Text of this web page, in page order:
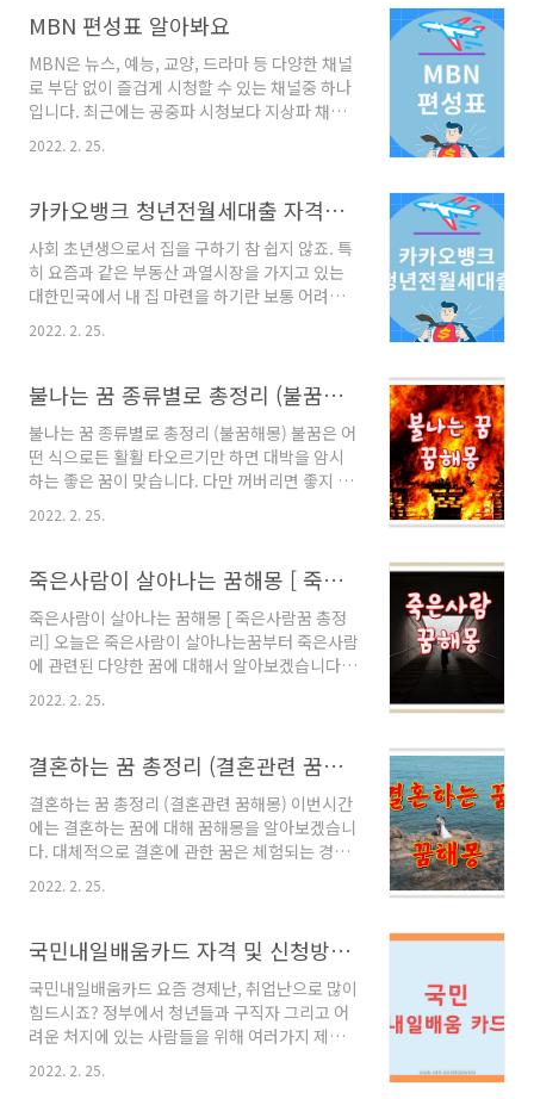
원부터 만원씩 신청할 수 있는 상품입니다. 연
5.9퍼센트부터 적용되고 ..
그만두는 과정에서 생각보다 많은 분들이 퇴직금
을 받지 못해 마음고생을 하고 있는 경우가 많다
고 합니다. 퇴직금은 직장인 뿐만 아니라 주 15시
간 이상 씩 일을하고 있는 알바생들에게도 해당
이 되는데요, 그만큼 우리나라에서 퇴직금제도는
중요하다고 할 수 있겠습니다. 퇴직금 계산 방법
방법 퇴직금 미지급 신고절차 1. 퇴직금이란? 퇴
직금이란 동..
MBN 편성표 알아봐요
MBN은 뉴스, 예능, 교양, 드라마 등 다양한 채널
로 부담 없이 즐겁게 시청할 수 있는 채널중 하나
입니다. 최근에는 공중파 시청보다 지상파 채널
금해 하시는 분들이 많습니다. MBN편성표는 셋
성표를 확인할 수 있고, 온라인 엠비엔 홈페이지
를 활용하면 향후 7일 정도까지의 편성표를 미리
확인할 수 있습니다. 보고 싶은 프로그램이 있다
면 미리 알람 설정을 해서 놓치지 않고 시청할 수
있도록 예약을 할수도 있습니다. 오늘은 엠비엔
편성표 확인하는 방법에 대해 알아보겠습니다.
성표는 아래 링크에서 확인하실 수 있습니다..
2022. 2. 25.
카카오뱅크 청년전월세대출 자격조건 및 필요서류 완벽정리
사회 초년생으로서 집을 구하기 참 쉽지 않죠. 특
히 요즘과 같은 부동산 과열시장을 가지고 있는
대한민국에서 내 집 마련을 하기란 보통 어려운
일이 아닐 수 없습니다. 계속해서 정부의 부동산
관련 정책들이 나오고는 있지만 집값은 하루가
업을 해서 높지 않은 월급으로는 내 집은커녕 전
이 많아지고 있습니다. 이번 시간에는 카카오뱅
크 청년 전월세 보증금 대출에 대해서 알아보고
정리해 보도록 하겠습니다. 목차 카카오뱅크 청
년전월세대출 카카오뱅크 청년 전월세대출 자격
’20대’에게만 주는 숨겨진 혜택들 아는 사람이 거
의 없다는 나라에서 ..
2022. 2. 25.
불나는 꿈 종류별로 총정리 (불꿈해몽)
불나는 꿈 종류별로 총정리 (불꿈해몽) 불꿈은 어
떤 식으로든 활활 타오르기만 하면 대박을 암시
하는 좋은 꿈이 맞습니다. 다만 꺼버리면 좋지 않
음을 경고하니 이 부분만 조심하면 되겠습니다.
재물, 합격, 계약, 취업 등 직간접적으로 금전, 명
도 있으니 상황별로 불나는 꿈 해몽을 살펴보겠
력이 생기며 집안이 크게 일어서게 되는 꿈입니
다. 불이 자기 몸에 붙는 꿈 현재 진행하고 있는
일이 순탄하게 풀리고, 신분상승의 기회가 생기
게 됩니다. 건물에 불나는 꿈 이 꿈은 하던 일이
한 징조입니다. 명예, 명성, 재물, 횡재를 암시..
2022. 2. 25.
죽은사람이 살아나는 꿈해몽 [ 죽은사람꿈 총정리]
죽은사람이 살아나는 꿈해몽 [ 죽은사람꿈 총정
리] 오늘은 죽은사람이 살아나는꿈부터 죽은사람
에 관련된 다양한 꿈에 대해서 알아보겠습니다.
죽은사람이 다시 살아나는 꿈 수험생이나 사업
계획 중인 사람이라면 그동안 애써 노력해왔던
니다. 다시 원점으로 돌아갈지는 마음먹기에 달
려있습니다. 조급히 여기지 마시고 느긋하게 내
실 다지는 시간이 필요하겠습니다. 죽은사람을
까치가 계속 파먹고 있는 꿈 본인의 사업이 성공
적인 결과를 얻어 주변 사람들에게 축하와 부러
움을 한 몸에 받게 됩니다. 또한, 집안에는 기분
채 죽어가는 사람을 본 꿈 자신이 지금까지 노력
한 대가를 크게 보상받듯 ..
2022. 2. 25.
결혼하는 꿈 총정리 (결혼관련 꿈해몽)
결혼하는 꿈 총정리 (결혼관련 꿈해몽) 이번시간
에는 결혼하는 꿈에 대해 꿈해몽을 알아보겠습니
다. 대체적으로 결혼에 관한 꿈은 체험되는 경우
회, 연합, 새로운 사업, 탐지 등과 관계된다고 합
고 좋은쪽으로 생각하면 될것 같습니다. 재물이
나 새로운 환경의 일의 시작을 의미한다고 하니
새롭게 시작하는 일에 좋은 성과가 이뤄질 수 있
다는 예시로 보며 좋을것 같습니다. 현재 미혼이
시라면 교재중인 사람과 결혼이 성사되는 뜻도
됩니다. 현재의 연인과 결혼하는 꿈 실제로 만나
2022. 2. 25.
국민내일배움카드 자격 및 신청방법 총정리 (2023년)
국민내일배움카드 요즘 경제난, 취업난으로 많이
힘드시죠? 정부에서 청년들과 구직자 그리고 어
려운 처지에 있는 사람들을 위해 여러가지 제도
요? 오늘은 그중에서도 내일배움카드에 대해서
2022. 2. 25.